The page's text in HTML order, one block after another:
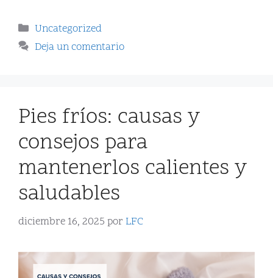
Uncategorized
Deja un comentario
Pies fríos: causas y
consejos para
mantenerlos calientes y
saludables
diciembre 16, 2025 por LFC